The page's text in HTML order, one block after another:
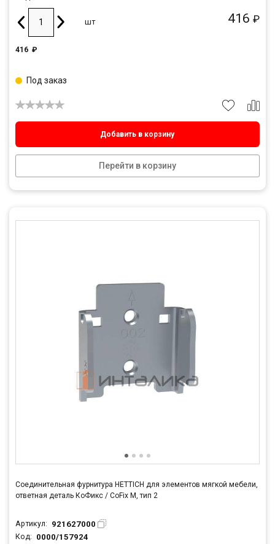
416 ₽
шт
416 ₽
Добавить в корзину
Перейти в корзину
Под заказ
Соединительная фурнитура HETTICH для элементов мягкой мебели,
ответная деталь КоФикс / CoFix M, тип 2
Артикул: 921627000
Код: 0000/157924